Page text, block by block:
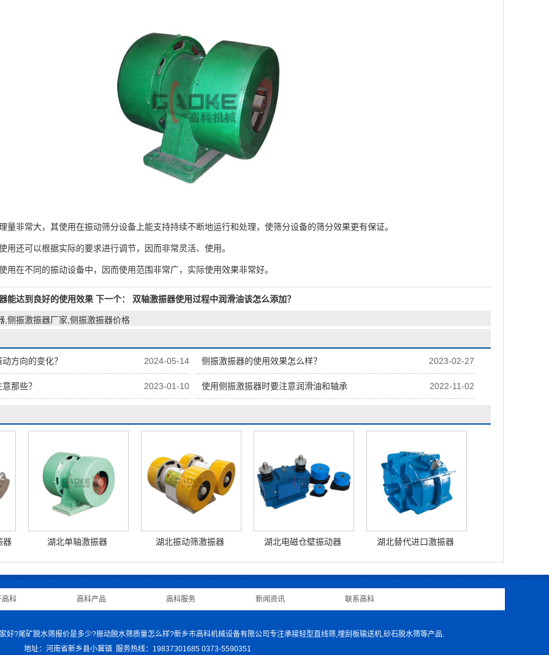
常大，其使用在振动筛分设备上能支持持续不断地运行和处理，使筛分设备的筛分效果更有保证。
可以根据实际的要求进行调节，因而非常灵活、使用。
不同的振动设备中，因而使用范围非常广，实际使用效果非常好。
能达到良好的使用效果 下一个： 双轴激振器使用过程中润滑油该怎么添加？
,侧振激振器厂家,侧振激振器价格
2024-05-14
方向的变化？ 2023-02-27
侧振激振器的使用效果怎么样？
2023-01-10
那些？ 2022-11-02
使用侧振激振器时要注意润滑油和轴承
器 湖北单轴激振器 湖北振动筛激振器 湖北电磁仓壁振动器 湖北替代进口激振器
高科 高科产品 高科服务 新闻资讯 联系高科
?尾矿脱水筛报价是多少?振动脱水筛质量怎么样?新乡市高科机械设备有限公司专注承接轻型直线筛,埋刮板输送机,砂石脱水筛等产品.
地址：河南省新乡县小冀镇 服务热线：19837301685 0373-5590351